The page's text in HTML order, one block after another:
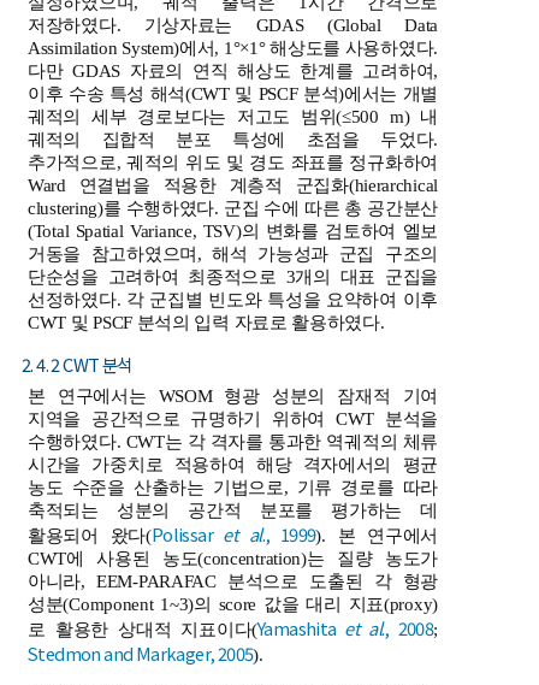
저장하였다. 기상자료는 GDAS (Global Data
Assimilation System)에서, 1°×1° 해상도를 사용하였다.
다만 GDAS 자료의 연직 해상도 한계를 고려하여,
이후 수송 특성 해석(CWT 및 PSCF 분석)에서는 개별
궤적의 세부 경로보다는 저고도 범위(≤500 m) 내
궤적의 집합적 분포 특성에 초점을 두었다.
추가적으로, 궤적의 위도 및 경도 좌표를 정규화하여
Ward 연결법을 적용한 계층적 군집화(hierarchical
clustering)를 수행하였다. 군집 수에 따른 총 공간분산
(Total Spatial Variance, TSV)의 변화를 검토하여 엘보
거동을 참고하였으며, 해석 가능성과 군집 구조의
단순성을 고려하여 최종적으로 3개의 대표 군집을
선정하였다. 각 군집별 빈도와 특성을 요약하여 이후
CWT 및 PSCF 분석의 입력 자료로 활용하였다.
2. 4. 2 CWT 분석
본 연구에서는 WSOM 형광 성분의 잠재적 기여
지역을 공간적으로 규명하기 위하여 CWT 분석을
수행하였다. CWT는 각 격자를 통과한 역궤적의 체류
시간을 가중치로 적용하여 해당 격자에서의 평균
농도 수준을 산출하는 기법으로, 기류 경로를 따라
축적되는 성분의 공간적 분포를 평가하는 데
활용되어 왔다(Polissar et al., 1999). 본 연구에서
CWT에 사용된 농도(concentration)는 질량 농도가
아니라, EEM-PARAFAC 분석으로 도출된 각 형광
성분(Component 1~3)의 score 값을 대리 지표(proxy)
로 활용한 상대적 지표이다(Yamashita et al., 2008;
Stedmon and Markager, 2005).